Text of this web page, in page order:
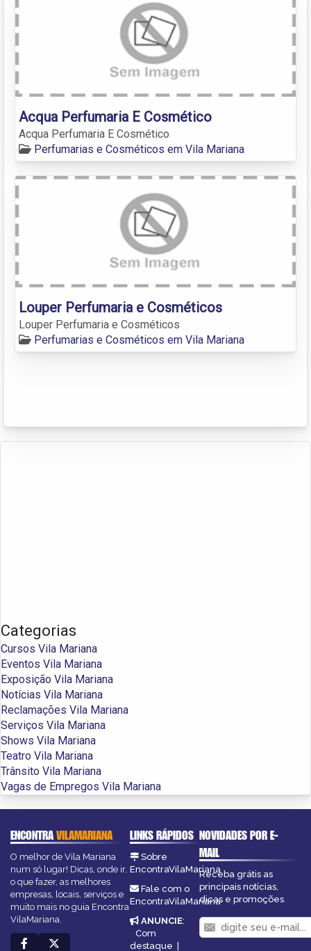
Acqua Perfumaria E Cosmético
Acqua Perfumaria E Cosmético
Perfumarias e Cosméticos em Vila Mariana
Louper Perfumaria e Cosméticos
Louper Perfumaria e Cosméticos
Perfumarias e Cosméticos em Vila Mariana
Categorias
Cursos Vila Mariana
Eventos Vila Mariana
Exposição Vila Mariana
Notícias Vila Mariana
Reclamações Vila Mariana
Serviços Vila Mariana
Shows Vila Mariana
Teatro Vila Mariana
Trânsito Vila Mariana
Vagas de Empregos Vila Mariana
ENCONTRAVILAMARIANA
O melhor de Vila Mariana
num só lugar! Dicas, onde ir,
o que fazer, as melhores
empresas, locais, serviços e
muito mais no guia Encontra
VilaMariana.
LINKS RÁPIDOS
Sobre
EncontraVilaMariana
Fale com o
EncontraVilaMariana
ANUNCIE:
Com
destaque |
NOVIDADES POR E-
MAIL
Receba grátis as
principais notícias,
dicas e promoções